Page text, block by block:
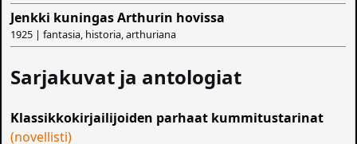
Jenkki kuningas Arthurin hovissa
1925 | fantasia, historia, arthuriana
Sarjakuvat ja antologiat
Klassikkokirjailijoiden parhaat kummitustarinat
(novellisti)